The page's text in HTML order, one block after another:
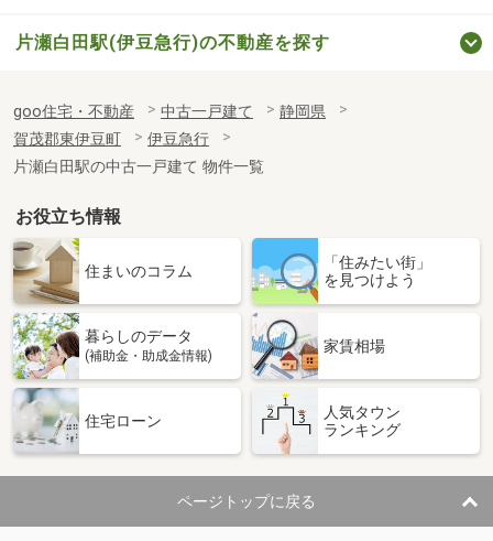
片瀬白田駅(伊豆急行)の不動産を探す
goo住宅・不動産 中古一戸建て
静岡県
賀茂郡東伊豆町
伊豆急行
片瀬白田駅の中古一戸建て 物件一覧
お役立ち情報
住まいのコラム
「住みたい街」
を見つけよう
暮らしのデータ
(補助金・助成金情報)
家賃相場
住宅ローン
人気タウン
ランキング
ページトップに戻る